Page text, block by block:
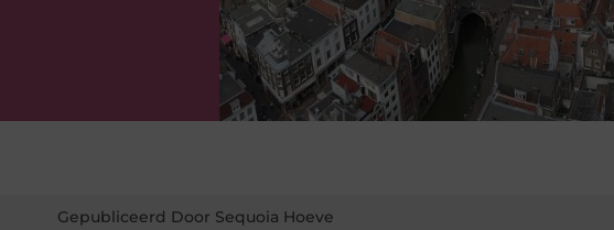
Gepubliceerd Door Sequoia Hoeve